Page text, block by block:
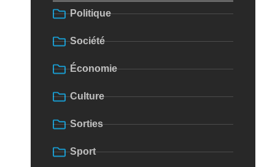
Politique
Société
Économie
Culture
Sorties
Sport